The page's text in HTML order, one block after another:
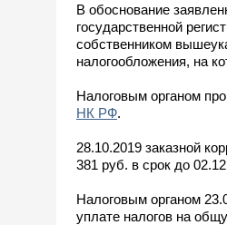
В обоснование
государственной
собственником
налогообложения, на
Налоговым органом
НК РФ.
28.10.2019 заказной
381 руб. в срок до
Налоговым органом
уплате налогов на